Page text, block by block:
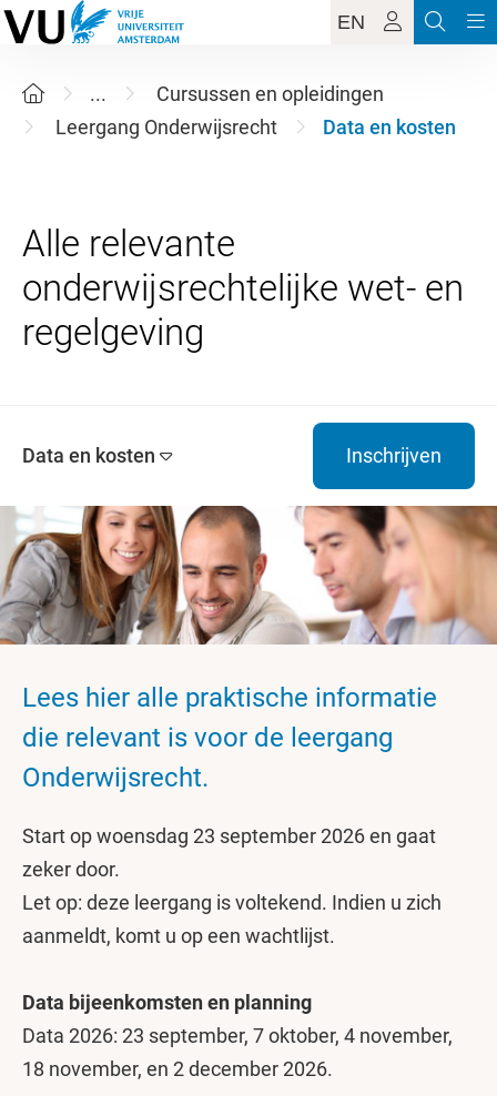
EN
...
Cursussen en opleidingen
Leergang Onderwijsrecht
Data en kosten
Alle relevante
onderwijsrechtelijke wet- en
Data en kosten Inschrijven
Lees hier alle praktische informatie
die relevant is voor de leergang
Onderwijsrecht.
Start op woensdag 23 september 2026 en gaat
zeker door.
Let op: deze leergang is voltekend. Indien u zich
aanmeldt, komt u op een wachtlijst.
Data bijeenkomsten en planning
Data 2026: 23 september, 7 oktober, 4 november,
18 november, en 2 december 2026.